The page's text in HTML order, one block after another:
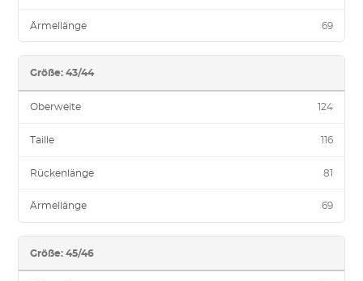
Ärmellänge 69
Größe: 43/44
Oberweite 124
Taille 116
Rückenlänge 81
Ärmellänge 69
Größe: 45/46